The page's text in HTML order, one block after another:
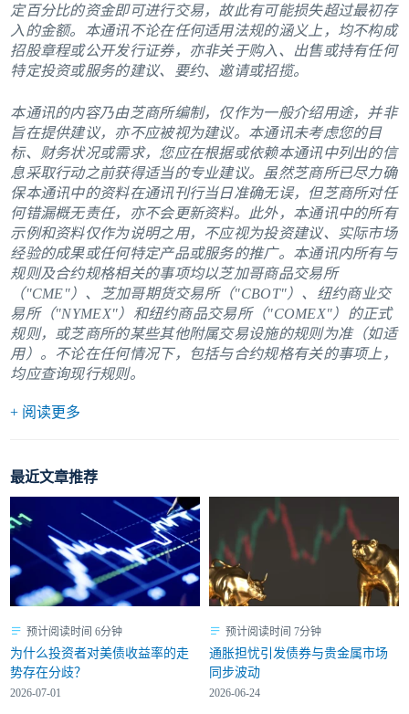
定百分比的资金即可进行交易，故此有可能损失超过最初存
入的金额。本通讯不论在任何适用法规的涵义上，均不构成
招股章程或公开发行证券，亦非关于购入、出售或持有任何
特定投资或服务的建议、要约、邀请或招揽。
本通讯的内容乃由芝商所编制，仅作为一般介绍用途，并非
旨在提供建议，亦不应被视为建议。本通讯未考虑您的目
标、财务状况或需求，您应在根据或依赖本通讯中列出的信
息采取行动之前获得适当的专业建议。虽然芝商所已尽力确
保本通讯中的资料在通讯刊行当日准确无误，但芝商所对任
何错漏概无责任，亦不会更新资料。此外，本通讯中的所有
示例和资料仅作为说明之用，不应视为投资建议、实际市场
经验的成果或任何特定产品或服务的推广。本通讯内所有与
规则及合约规格相关的事项均以芝加哥商品交易所
（"CME"）、芝加哥期货交易所（"CBOT"）、纽约商业交
易所（"NYMEX"）和纽约商品交易所（"COMEX"）的正式
规则，或芝商所的某些其他附属交易设施的规则为准（如适
用）。不论在任何情况下，包括与合约规格有关的事项上，
均应查询现行规则。
+ 阅读更多
最近文章推荐
预计阅读时间 6分钟
为什么投资者对美债收益率的走
势存在分歧？
2026-07-01
预计阅读时间 7分钟
通胀担忧引发债券与贵金属市场
同步波动
2026-06-24